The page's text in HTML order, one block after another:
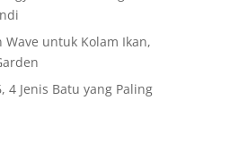
Wave untuk Kolam Ikan,
4 Jenis Batu yang Paling